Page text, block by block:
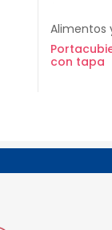
Alimentos
con tapa